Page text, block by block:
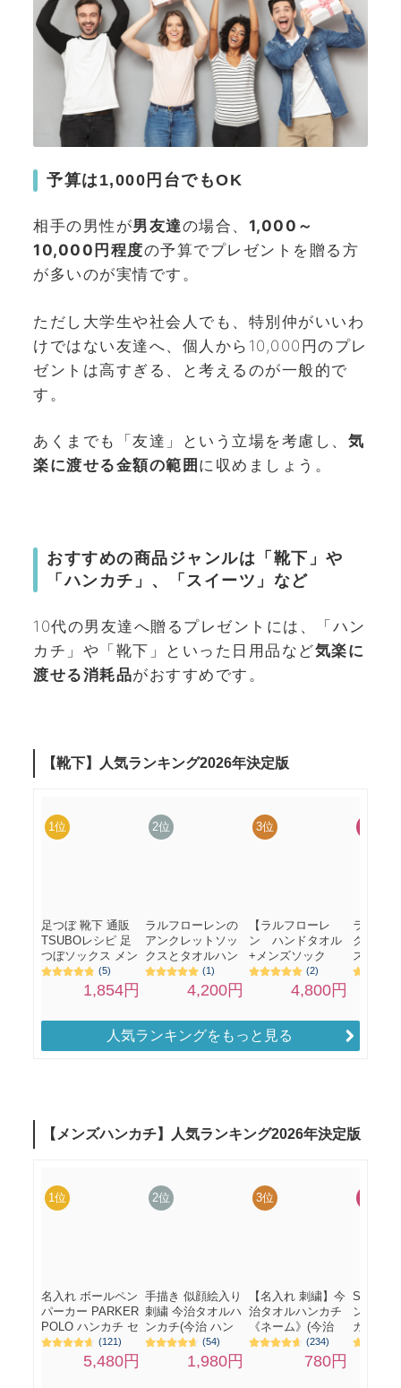
予算は1,000円台でもOK
相手の男性が男友達の場合、 1,000～
10,000円程度の予算でプレゼントを贈る方
が多いのが実情です。
ただし大学生や社会人でも、特別仲がいいわ
けではない友達へ、個人から10,000円のプレ
ゼントは高すぎる、と考えるのが一般的で
す。
あくまでも「友達」という立場を考慮し、 気
楽に渡せる金額の範囲 に収めましょう。
おすすめの商品ジャンルは「靴下」や
「ハンカチ」、「スイーツ」など
10代の男友達へ贈るプレゼントには、「ハン
カチ」や「靴下」といった日用品など気楽に
渡せる消耗品がおすすめです。
人気ランキングをもっと見る